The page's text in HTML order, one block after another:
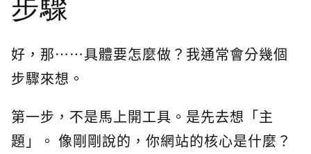
步驟
好，那⋯⋯具體要怎麼做？我通常會分幾個
步驟來想。
第一步，不是馬上開工具。是先去想「主
題」。 像剛剛說的，你網站的核心是什麼？